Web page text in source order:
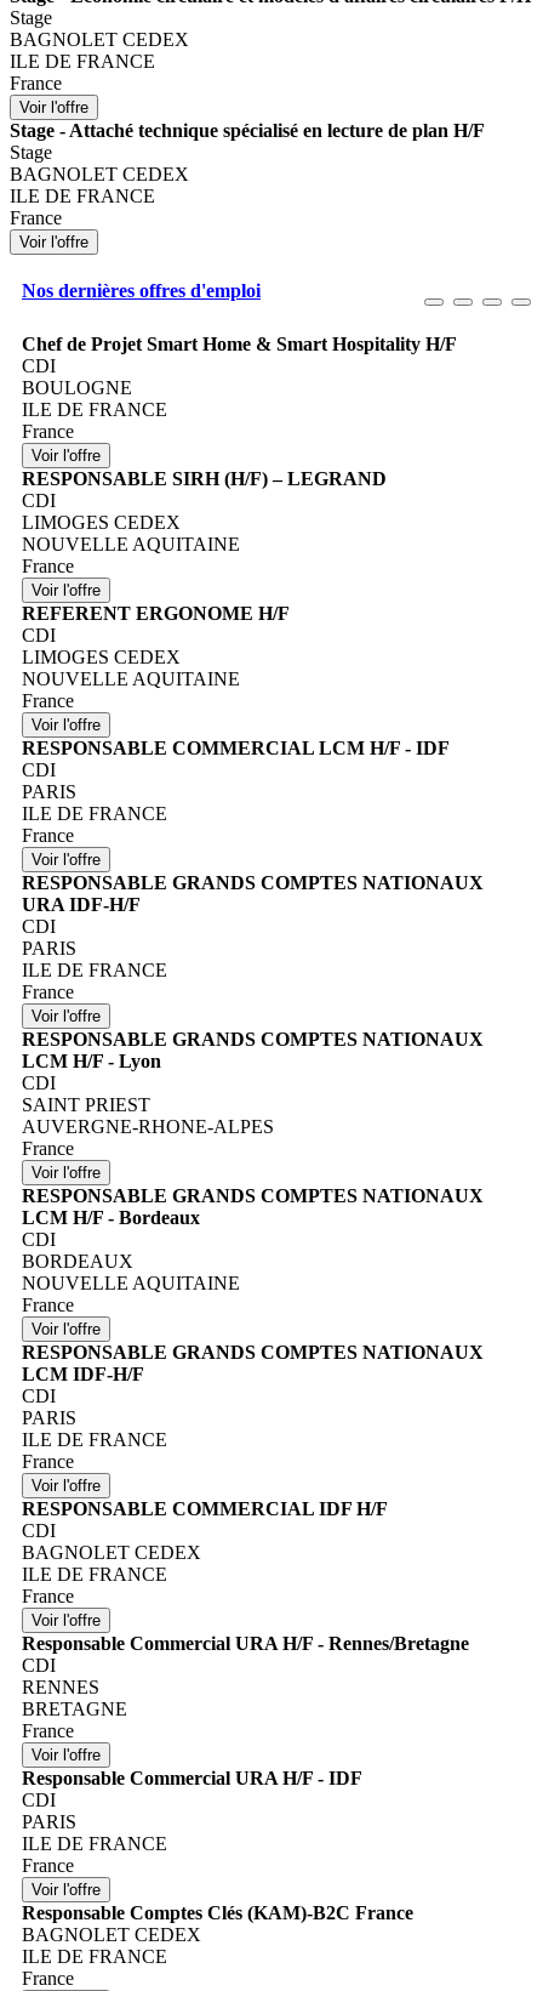
Stage
BAGNOLET CEDEX
ILE DE FRANCE
France
Stage - Attaché technique spécialisé en lecture de plan H/F
Stage
BAGNOLET CEDEX
ILE DE FRANCE
France
Nos dernières offres d'emploi
Chef de Projet Smart Home & Smart Hospitality H/F
CDI
BOULOGNE
ILE DE FRANCE
France
RESPONSABLE SIRH (H/F) – LEGRAND
CDI
LIMOGES CEDEX
NOUVELLE AQUITAINE
France
REFERENT ERGONOME H/F
CDI
LIMOGES CEDEX
NOUVELLE AQUITAINE
France
RESPONSABLE COMMERCIAL LCM H/F - IDF
CDI
PARIS
ILE DE FRANCE
France
RESPONSABLE GRANDS COMPTES NATIONAUX
URA IDF-H/F
CDI
PARIS
ILE DE FRANCE
France
RESPONSABLE GRANDS COMPTES NATIONAUX
LCM H/F - Lyon
CDI
SAINT PRIEST
AUVERGNE-RHONE-ALPES
France
RESPONSABLE GRANDS COMPTES NATIONAUX
LCM H/F - Bordeaux
CDI
BORDEAUX
NOUVELLE AQUITAINE
France
RESPONSABLE GRANDS COMPTES NATIONAUX
LCM IDF-H/F
CDI
PARIS
ILE DE FRANCE
France
RESPONSABLE COMMERCIAL IDF H/F
CDI
BAGNOLET CEDEX
ILE DE FRANCE
France
Responsable Commercial URA H/F - Rennes/Bretagne
CDI
RENNES
BRETAGNE
France
Responsable Commercial URA H/F - IDF
CDI
PARIS
ILE DE FRANCE
France
Responsable Comptes Clés (KAM)-B2C France
BAGNOLET CEDEX
ILE DE FRANCE
France